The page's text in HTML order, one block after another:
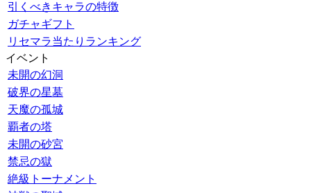
引くべきキャラの特徴
ガチャギフト
リセマラ当たりランキング
イベント
未開の幻洞
破界の星墓
天魔の孤城
覇者の塔
未開の砂宮
禁忌の獄
絶級トーナメント